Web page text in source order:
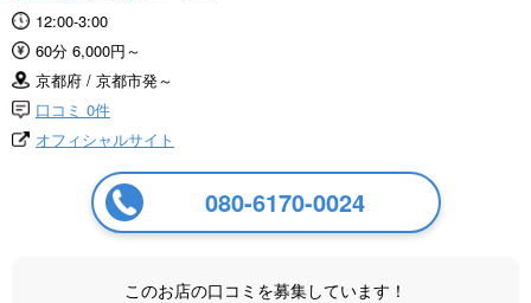
12:00-3:00
60分 6,000円～
京都府 / 京都市発～
口コミ 0件
オフィシャルサイト
080-6170-0024
このお店の口コミを募集しています！